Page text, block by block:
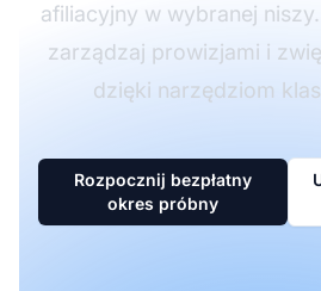
afiliacyjny w wybranej
zarządzaj prowizjami i
dzięki narzędziom
Rozpocznij bezpłatny
okres próbny